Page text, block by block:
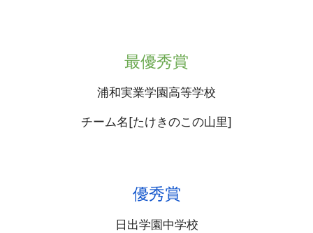
最優秀賞
浦和実業学園高等学校
チーム名[たけきのこの山里]
優秀賞
日出学園中学校